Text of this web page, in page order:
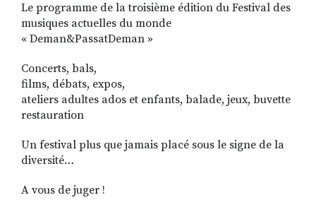
Le programme de la troisième édition du Festival des
musiques actuelles du monde
« Deman&PassatDeman »
Concerts, bals,
films, débats, expos,
ateliers adultes ados et enfants, balade, jeux, buvette
restauration
Un festival plus que jamais placé sous le signe de la
diversité…
A vous de juger !